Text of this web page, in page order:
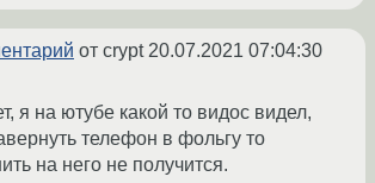
от crypt20.07.2021 07:04:30
я на ютубе какой то видос видел,
телефон в фольгу то
на него не получится.